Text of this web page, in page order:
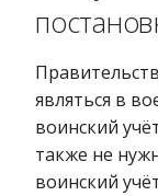
являться в
воинский
также не
воинский